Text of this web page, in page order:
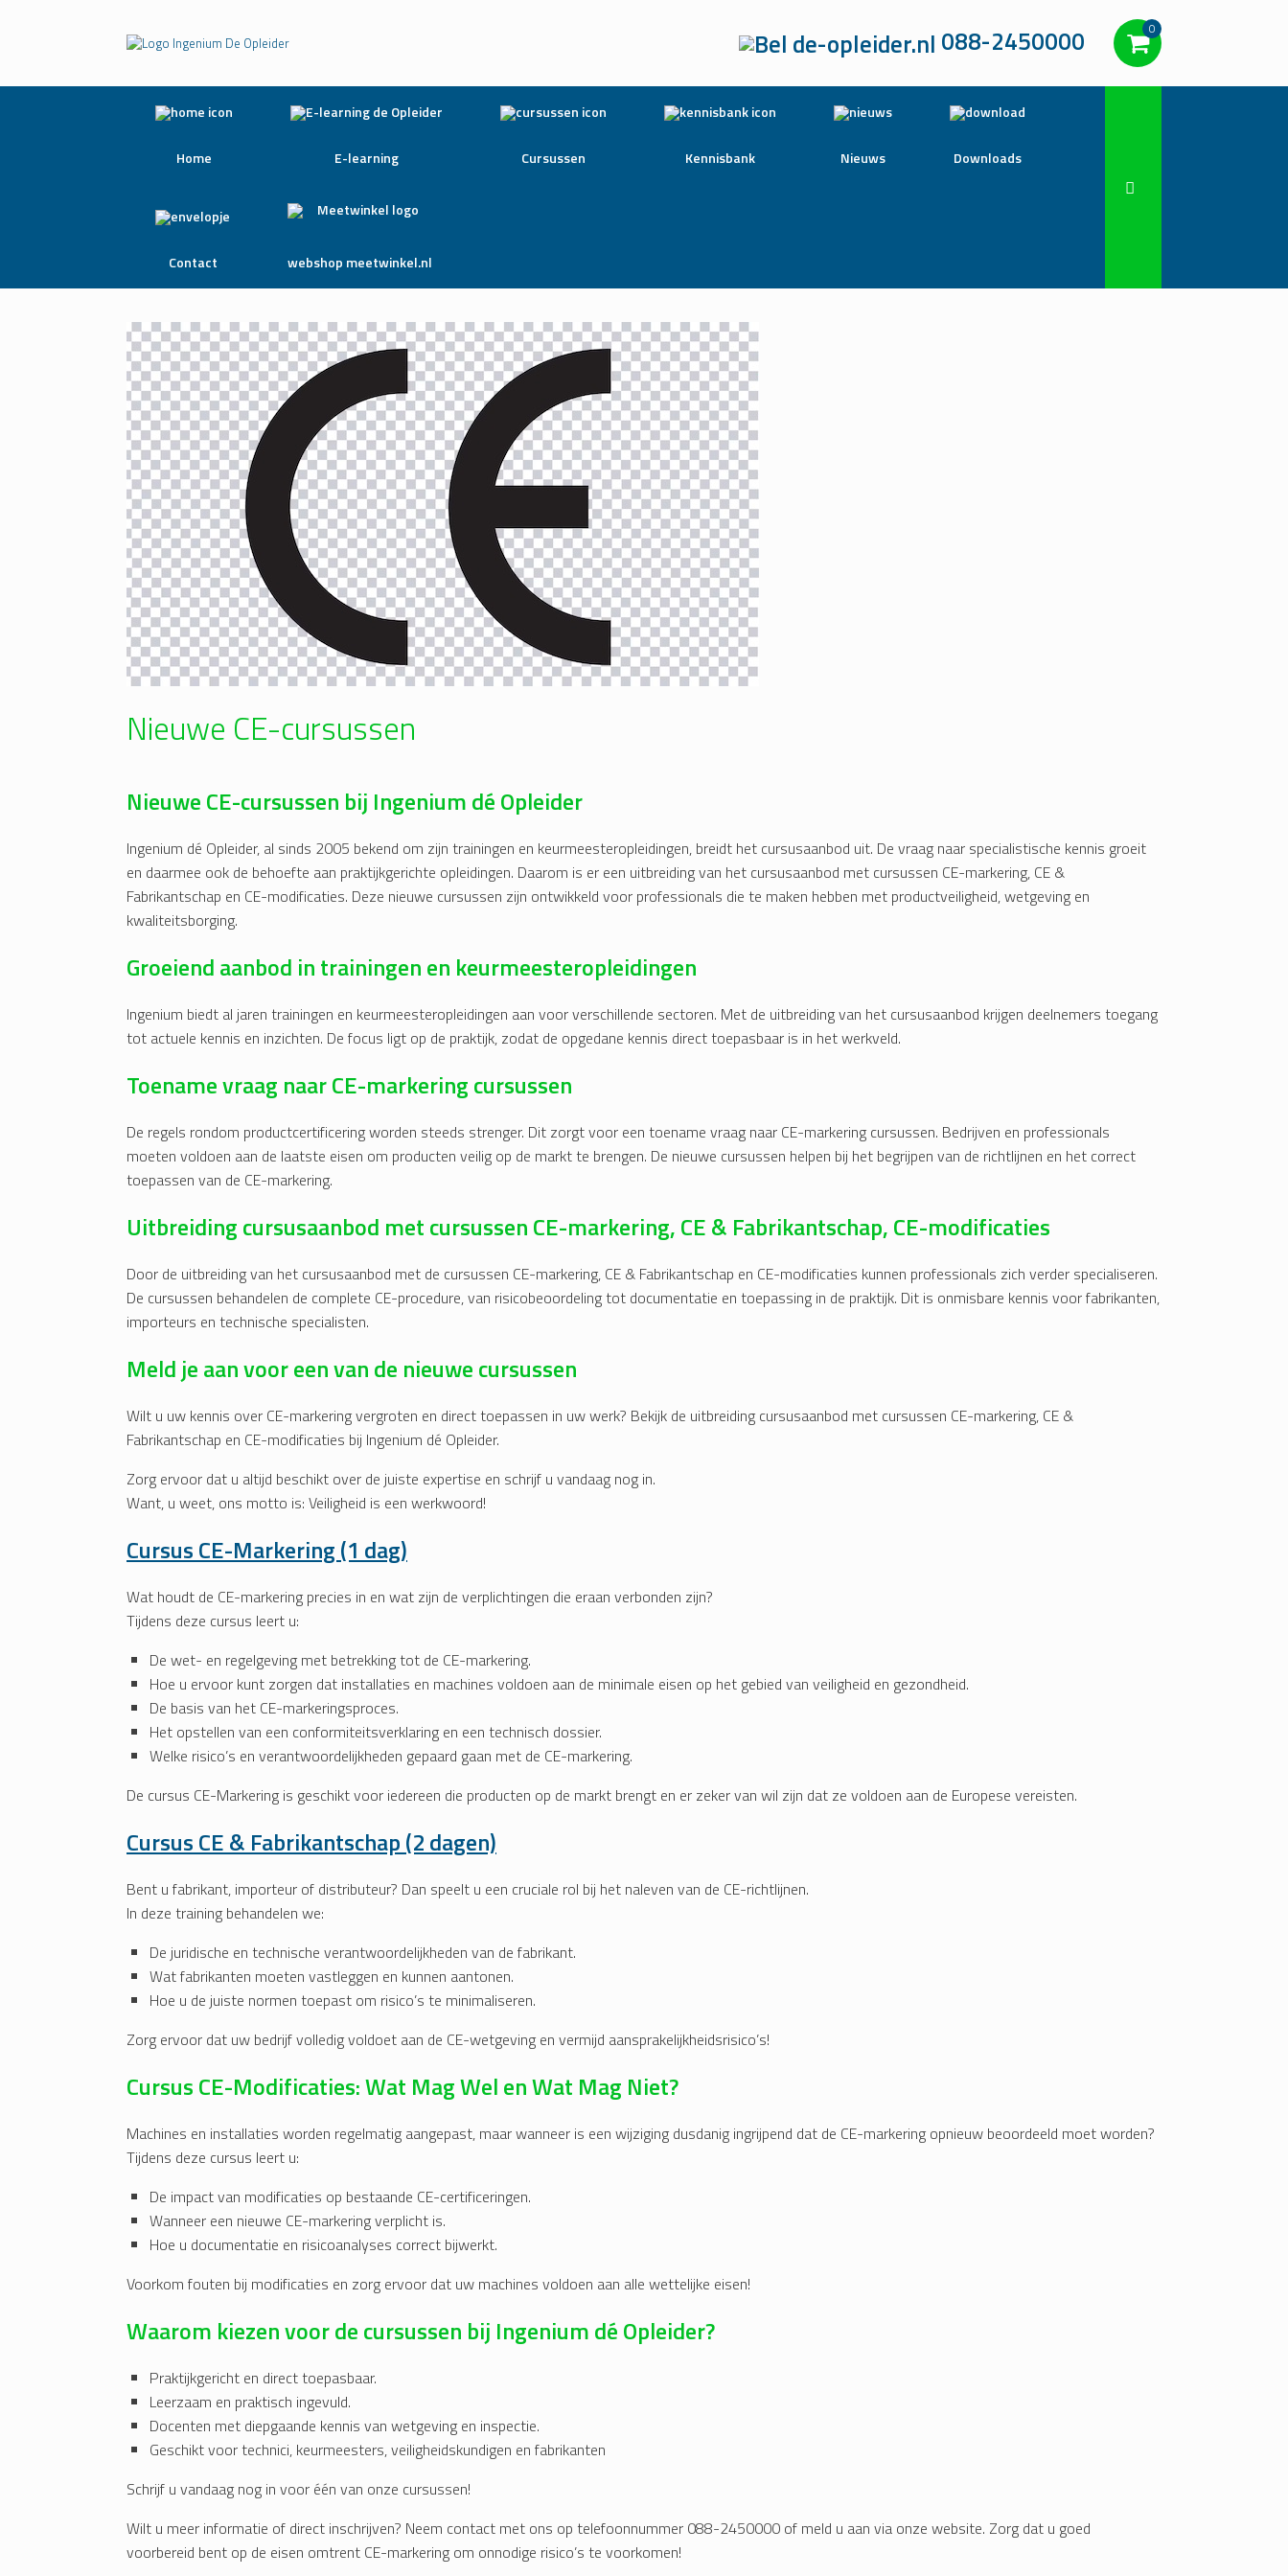
088-2450000 0
Home E-learning Cursussen Kennisbank Nieuws Downloads
Contact webshop meetwinkel.nl
Nieuwe CE-cursussen
Nieuwe CE-cursussen bij Ingenium dé Opleider
Ingenium dé Opleider, al sinds 2005 bekend om zijn trainingen en keurmeesteropleidingen, breidt het cursusaanbod uit. De vraag naar specialistische kennis groeit
en daarmee ook de behoefte aan praktijkgerichte opleidingen. Daarom is er een uitbreiding van het cursusaanbod met cursussen CE-markering, CE &
Fabrikantschap en CE-modificaties. Deze nieuwe cursussen zijn ontwikkeld voor professionals die te maken hebben met productveiligheid, wetgeving en
kwaliteitsborging.
Groeiend aanbod in trainingen en keurmeesteropleidingen
Ingenium biedt al jaren trainingen en keurmeesteropleidingen aan voor verschillende sectoren. Met de uitbreiding van het cursusaanbod krijgen deelnemers toegang
tot actuele kennis en inzichten. De focus ligt op de praktijk, zodat de opgedane kennis direct toepasbaar is in het werkveld.
Toename vraag naar CE-markering cursussen
De regels rondom productcertificering worden steeds strenger. Dit zorgt voor een toename vraag naar CE-markering cursussen. Bedrijven en professionals
moeten voldoen aan de laatste eisen om producten veilig op de markt te brengen. De nieuwe cursussen helpen bij het begrijpen van de richtlijnen en het correct
toepassen van de CE-markering.
Uitbreiding cursusaanbod met cursussen CE-markering, CE & Fabrikantschap, CE-modificaties
Door de uitbreiding van het cursusaanbod met de cursussen CE-markering, CE & Fabrikantschap en CE-modificaties kunnen professionals zich verder specialiseren.
De cursussen behandelen de complete CE-procedure, van risicobeoordeling tot documentatie en toepassing in de praktijk. Dit is onmisbare kennis voor fabrikanten,
importeurs en technische specialisten.
Meld je aan voor een van de nieuwe cursussen
Wilt u uw kennis over CE-markering vergroten en direct toepassen in uw werk? Bekijk de uitbreiding cursusaanbod met cursussen CE-markering, CE &
Fabrikantschap en CE-modificaties bij Ingenium dé Opleider.
Zorg ervoor dat u altijd beschikt over de juiste expertise en schrijf u vandaag nog in.
Want, u weet, ons motto is: Veiligheid is een werkwoord!
Cursus CE-Markering (1 dag)
Wat houdt de CE-markering precies in en wat zijn de verplichtingen die eraan verbonden zijn?
Tijdens deze cursus leert u:
De wet- en regelgeving met betrekking tot de CE-markering.
Hoe u ervoor kunt zorgen dat installaties en machines voldoen aan de minimale eisen op het gebied van veiligheid en gezondheid.
De basis van het CE-markeringsproces.
Het opstellen van een conformiteitsverklaring en een technisch dossier.
Welke risico’s en verantwoordelijkheden gepaard gaan met de CE-markering.
De cursus CE-Markering is geschikt voor iedereen die producten op de markt brengt en er zeker van wil zijn dat ze voldoen aan de Europese vereisten.
Cursus CE & Fabrikantschap (2 dagen)
Bent u fabrikant, importeur of distributeur? Dan speelt u een cruciale rol bij het naleven van de CE-richtlijnen.
In deze training behandelen we:
De juridische en technische verantwoordelijkheden van de fabrikant.
Wat fabrikanten moeten vastleggen en kunnen aantonen.
Hoe u de juiste normen toepast om risico’s te minimaliseren.
Zorg ervoor dat uw bedrijf volledig voldoet aan de CE-wetgeving en vermijd aansprakelijkheidsrisico’s!
Cursus CE-Modificaties: Wat Mag Wel en Wat Mag Niet?
Machines en installaties worden regelmatig aangepast, maar wanneer is een wijziging dusdanig ingrijpend dat de CE-markering opnieuw beoordeeld moet worden?
Tijdens deze cursus leert u:
De impact van modificaties op bestaande CE-certificeringen.
Wanneer een nieuwe CE-markering verplicht is.
Hoe u documentatie en risicoanalyses correct bijwerkt.
Voorkom fouten bij modificaties en zorg ervoor dat uw machines voldoen aan alle wettelijke eisen!
Waarom kiezen voor de cursussen bij Ingenium dé Opleider?
Praktijkgericht en direct toepasbaar.
Leerzaam en praktisch ingevuld.
Docenten met diepgaande kennis van wetgeving en inspectie.
Geschikt voor technici, keurmeesters, veiligheidskundigen en fabrikanten
Schrijf u vandaag nog in voor één van onze cursussen!
Wilt u meer informatie of direct inschrijven? Neem contact met ons op telefoonnummer 088-2450000 of meld u aan via onze website. Zorg dat u goed
voorbereid bent op de eisen omtrent CE-markering om onnodige risico’s te voorkomen!